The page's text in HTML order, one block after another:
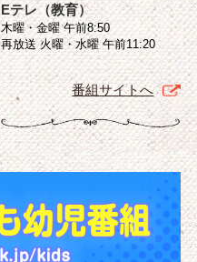
Eテレ（教育）
木曜・金曜 午前8:50
再放送 火曜・水曜 午前11:20
番組サイトへ